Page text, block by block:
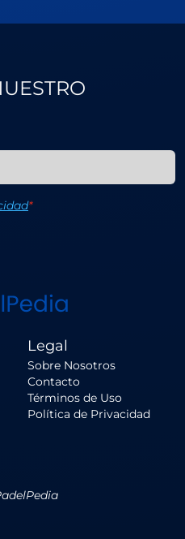
*
Legal
Sobre Nosotros
Contacto
Términos de Uso
Política de Privacidad